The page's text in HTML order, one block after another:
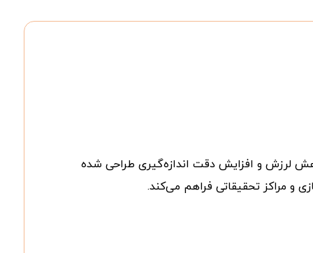
لرزش و افزایش دقت اندازه‌گیری طراحی شده
و مراکز تحقیقاتی فراهم می‌کند.